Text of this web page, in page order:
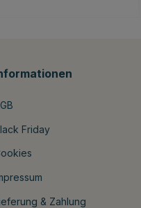
Friday
& Zahlung